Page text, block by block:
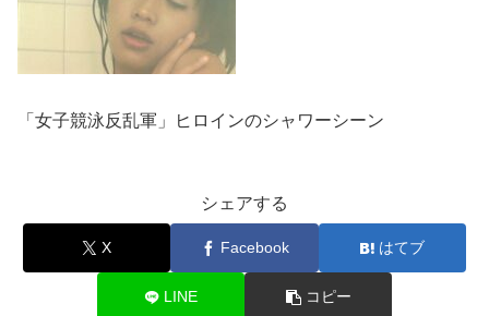
「女子競泳反乱軍」ヒロインのシャワーシーン
シェアする
X Facebook はてブ
LINE コピー